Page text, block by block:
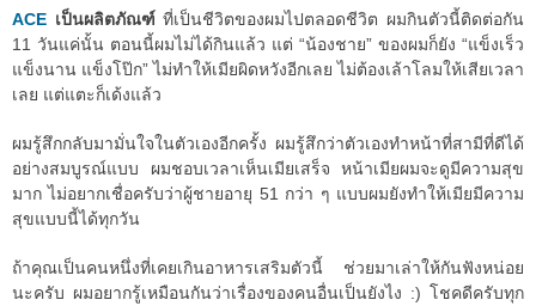
ACE เป็นผลิตภัณฑ์ที่เป็นชีวิตของผมไปตลอดชีวิต ผมกินตัวนี้ติดต่อกัน
11 วันแค่นั้น ตอนนี้ผมไม่ได้กินแล้ว แต่ “น้องชาย” ของผมก็ยัง “แข็งเร็ว
แข็งนาน แข็งโป๊ก” ไม่ทำให้เมียผิดหวังอีกเลย ไม่ต้องเล้าโลมให้เสียเวลา
เลย แต่แตะก็เด้งแล้ว
ผมรู้สึกกลับมามั่นใจในตัวเองอีกครั้ง ผมรู้สึกว่าตัวเองทำหน้าที่สามีที่ดีได้
อย่างสมบูรณ์แบบ ผมชอบเวลาเห็นเมียเสร็จ หน้าเมียผมจะดูมีความสุข
มาก ไม่อยากเชื่อครับว่าผู้ชายอายุ 51 กว่า ๆ แบบผมยังทำให้เมียมีความ
สุขแบบนี้ได้ทุกวัน
ถ้าคุณเป็นคนหนึ่งที่เคยเกินอาหารเสริมตัวนี้ ช่วยมาเล่าให้กันฟังหน่อย
นะครับ ผมอยากรู้เหมือนกันว่าเรื่องของคนอื่นเป็นยังไง :) โชคดีครับทุก